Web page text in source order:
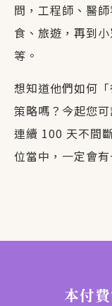
問，工程師、醫
食、旅遊，再到
等。
想知道他們如何
策略嗎？今起您
連續 100 天不間
位當中，一定會
本付